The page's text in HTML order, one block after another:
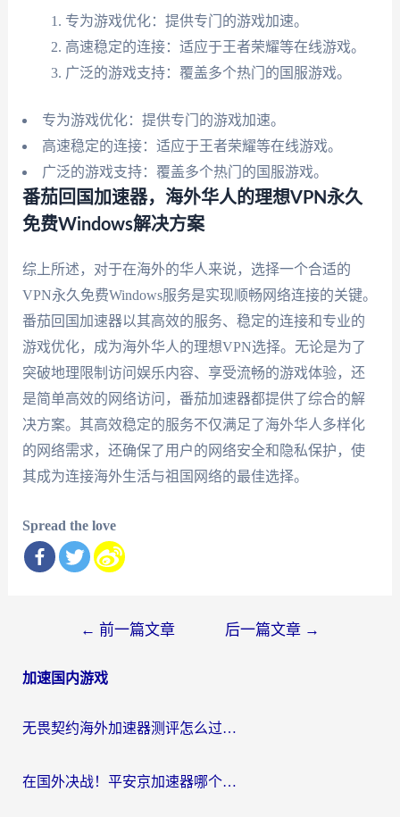
专为游戏优化：提供专门的游戏加速。
高速稳定的连接：适应于王者荣耀等在线游戏。
广泛的游戏支持：覆盖多个热门的国服游戏。
专为游戏优化：提供专门的游戏加速。
高速稳定的连接：适应于王者荣耀等在线游戏。
广泛的游戏支持：覆盖多个热门的国服游戏。
番茄回国加速器，海外华人的理想VPN永久
免费Windows解决方案
综上所述，对于在海外的华人来说，选择一个合适的
VPN永久免费Windows服务是实现顺畅网络连接的关键。
番茄回国加速器以其高效的服务、稳定的连接和专业的
游戏优化，成为海外华人的理想VPN选择。无论是为了
突破地理限制访问娱乐内容、享受流畅的游戏体验，还
是简单高效的网络访问，番茄加速器都提供了综合的解
决方案。其高效稳定的服务不仅满足了海外华人多样化
的网络需求，还确保了用户的网络安全和隐私保护，使
其成为连接海外生活与祖国网络的最佳选择。
Spread the love
导
← 前一篇文章 后一篇文章 →
加速国内游戏
无畏契约海外加速器测评怎么过？海外玩家亲测实用指南（附小众技巧）
在国外决战！平安京加速器哪个好用一点？老玩家亲测番茄加速器全解析